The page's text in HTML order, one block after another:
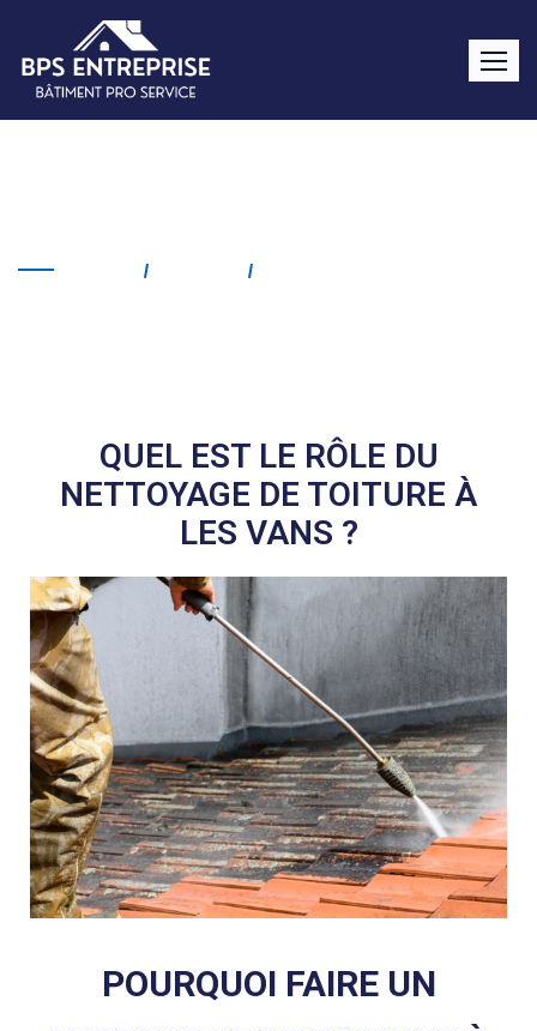
QUEL EST LE RÔLE DU
NETTOYAGE DE TOITURE À
LES VANS ?
POURQUOI FAIRE UN